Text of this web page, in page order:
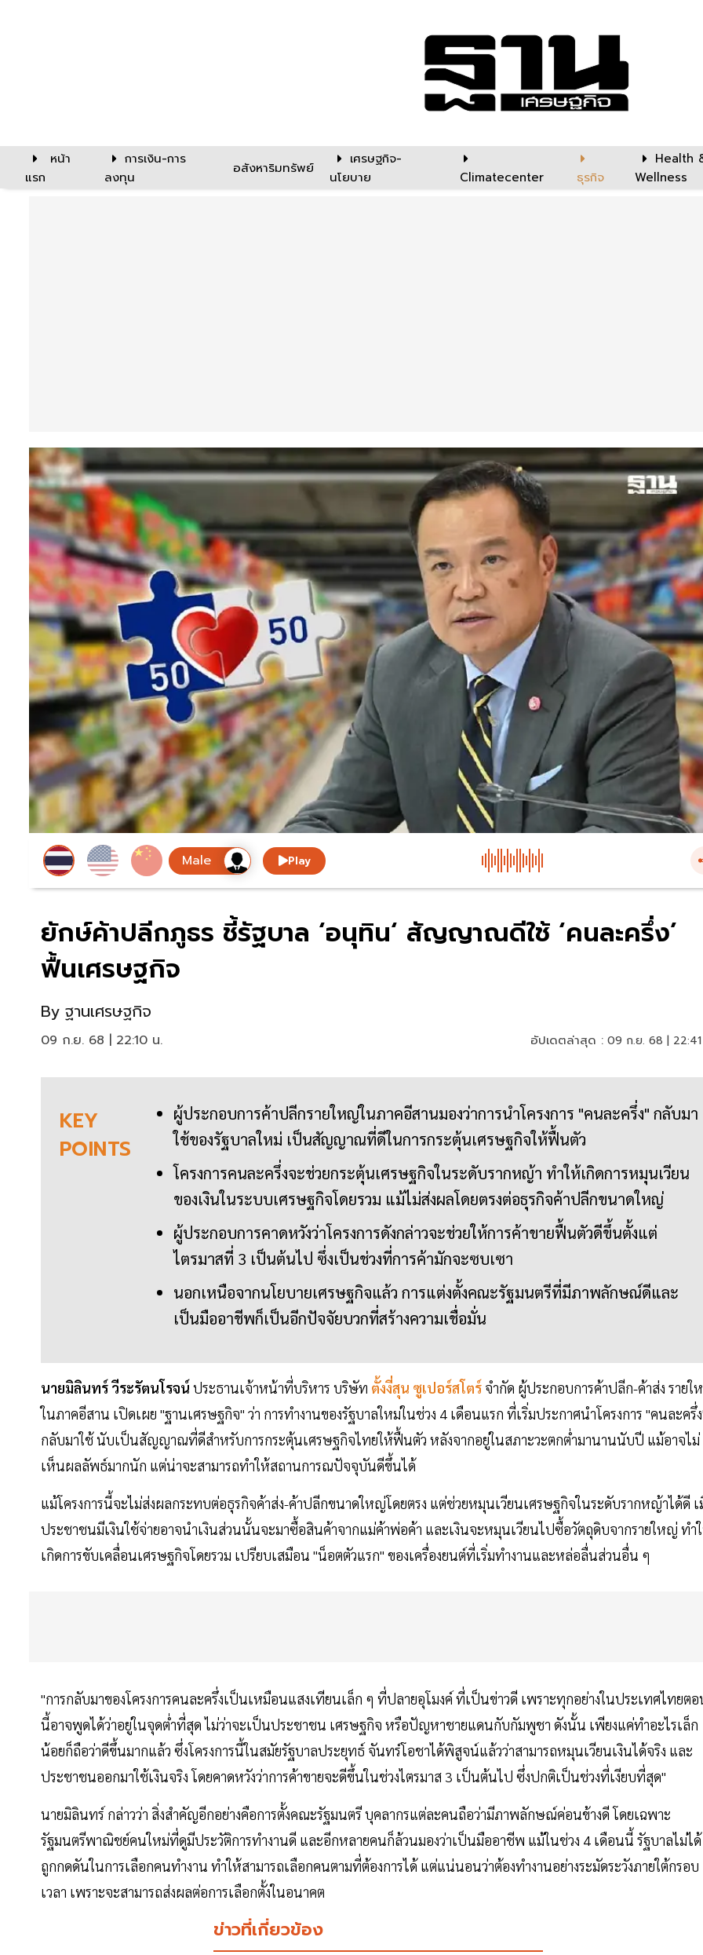
หน้า
แรก
การเงิน-การ
ลงทุน
อสังหาริมทรัพย์
เศรษฐกิจ-
นโยบาย
Climatecenter ธุรกิจ
Health
Wellness
Play
ยักษ์ค้าปลีกภูธร ชี้รัฐบาล ‘อนุทิน‘ สัญญาณดีใช้ ‘คนละครึ่ง’
ฟื้นเศรษฐกิจ
By ฐานเศรษฐกิจ
09 ก.ย. 68 | 22:10 น. อัปเดตล่าสุด : 09 ก.ย. 68 |
KEY
POINTS
ผู้ประกอบการค้าปลีกรายใหญ่ในภาคอีสานมองว่าการนำโครงการ "คนละครึ่ง" กลับมา
ใช้ของรัฐบาลใหม่ เป็นสัญญาณที่ดีในการกระตุ้นเศรษฐกิจให้ฟื้นตัว
โครงการคนละครึ่งจะช่วยกระตุ้นเศรษฐกิจในระดับรากหญ้า ทำให้เกิดการหมุนเวียน
ของเงินในระบบเศรษฐกิจโดยรวม แม้ไม่ส่งผลโดยตรงต่อธุรกิจค้าปลีกขนาดใหญ่
ผู้ประกอบการคาดหวังว่าโครงการดังกล่าวจะช่วยให้การค้าขายฟื้นตัวดีขึ้นตั้งแต่
ไตรมาสที่ 3 เป็นต้นไป ซึ่งเป็นช่วงที่การค้ามักจะซบเซา
นอกเหนือจากนโยบายเศรษฐกิจแล้ว การแต่งตั้งคณะรัฐมนตรีที่มีภาพลักษณ์ดีและ
เป็นมืออาชีพก็เป็นอีกปัจจัยบวกที่สร้างความเชื่อมั่น
นายมิลินทร์ วีระรัตนโรจน์ ประธานเจ้าหน้าที่บริหาร บริษัท ตั้งงี่สุน ซูเปอร์สโตร์ จำกัด ผู้ประกอบการค้าปลีก-ค้าส่ง รายใ
ในภาคอีสาน เปิดเผย "ฐานเศรษฐกิจ" ว่า การทำงานของรัฐบาลใหม่ในช่วง 4 เดือนแรก ที่เริ่มประกาศนำโครงการ "คนละครึ่
กลับมาใช้ นับเป็นสัญญาณที่ดีสำหรับการกระตุ้นเศรษฐกิจไทยให้ฟื้นตัว หลังจากอยู่ในสภาะวะตกต่ำมานานนับปี แม้อาจไม่
เห็นผลลัพธ์มากนัก แต่น่าจะสามารถทำให้สถานการณปัจจุบันดีขึ้นได้
แม้โครงการนี้จะไม่ส่งผลกระทบต่อธุรกิจค้าส่ง-ค้าปลีกขนาดใหญ่โดยตรง แต่ช่วยหมุนเวียนเศรษฐกิจในระดับรากหญ้าได้ดี เ
ประชาชนมีเงินใช้จ่ายอาจนำเงินส่วนนั้นจะมาซื้อสินค้าจากแม่ค้าพ่อค้า และเงินจะหมุนเวียนไปซื้อวัตถุดิบจากรายใหญ่ ทำ
เกิดการขับเคลื่อนเศรษฐกิจโดยรวม เปรียบเสมือน "น็อตตัวแรก" ของเครื่องยนต์ที่เริ่มทำงานและหล่อลื่นส่วนอื่น ๆ
"การกลับมาของโครงการคนละครึ่งเป็นเหมือนแสงเทียนเล็ก ๆ ที่ปลายอุโมงค์ ที่เป็นข่าวดี เพราะทุกอย่างในประเทศไทยต
นี้อาจพูดได้ว่าอยู่ในจุดต่ำที่สุด ไม่ว่าจะเป็นประชาชน เศรษฐกิจ หรือปัญหาชายแดนกับกัมพูชา ดังนั้น เพียงแค่ทำอะไรเล็ก
น้อยก็ถือว่าดีขึ้นมากแล้ว ซึ่งโครงการนี้ในสมัยรัฐบาลประยุทธ์ จันทร์โอชาได้พิสูจน์แล้วว่าสามารถหมุนเวียนเงินได้จริง และ
ประชาชนออกมาใช้เงินจริง โดยคาดหวังว่าการค้าขายจะดีขึ้นในช่วงไตรมาส 3 เป็นต้นไป ซึ่งปกติเป็นช่วงที่เงียบที่สุด"
นายมิลินทร์ กล่าวว่า สิ่งสำคัญอีกอย่างคือการตั้งคณะรัฐมนตรี บุคลากรแต่ละคนถือว่ามีภาพลักษณ์ค่อนข้างดี โดยเฉพาะ
รัฐมนตรีพาณิชย์คนใหม่ที่ดูมีประวัติการทำงานดี และอีกหลายคนก็ล้วนมองว่าเป็นมืออาชีพ แม้ในช่วง 4 เดือนนี้ รัฐบาลไม่ได้
ถูกกดดันในการเลือกคนทำงาน ทำให้สามารถเลือกคนตามที่ต้องการได้ แต่แน่นอนว่าต้องทำงานอย่างระมัดระวังภายใต้กรอบ
เวลา เพราะจะสามารถส่งผลต่อการเลือกตั้งในอนาคต
ข่าวที่เกี่ยวข้อง